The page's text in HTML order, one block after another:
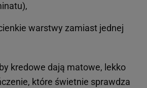
warstwy zamiast jednej
kredowe dają matowe, lekko
które świetnie sprawdza